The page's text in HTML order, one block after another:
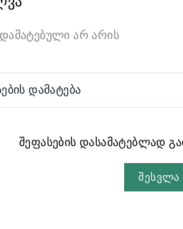
არ არის
დამატება
შეფასების დასამატებლად
შესვლა